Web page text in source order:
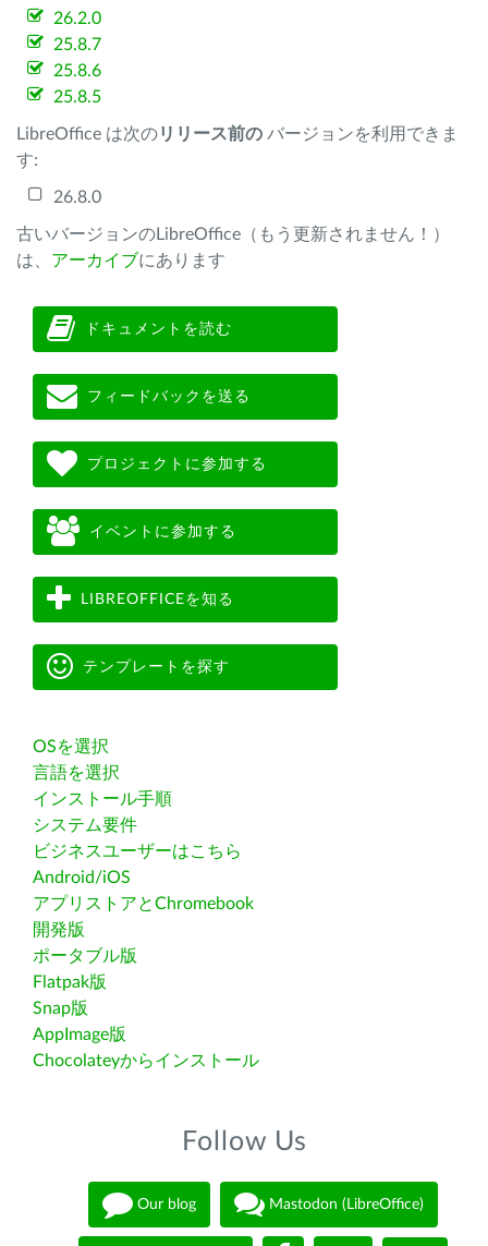
26.2.0
25.8.7
25.8.6
25.8.5
LibreOffice は次のリリース前の バージョンを利用できま
す:
26.8.0
古いバージョンのLibreOffice（もう更新されません！）
は、 アーカイブにあります
ドキュメントを読む
フィードバックを送る
プロジェクトに参加する
イベントに参加する
LIBREOFFICEを知る
テンプレートを探す
OSを選択
言語を選択
インストール手順
システム要件
ビジネスユーザーはこちら
Android/iOS
アプリストアとChromebook
開発版
ポータブル版
Flatpak版
Snap版
AppImage版
Chocolateyからインストール
Follow Us
Our blog Mastodon (LibreOffice)